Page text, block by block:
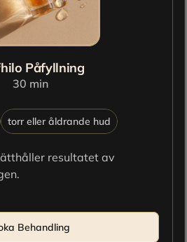
Påfyllning
30 min
torr eller åldrande hud
resultatet av
Behandling